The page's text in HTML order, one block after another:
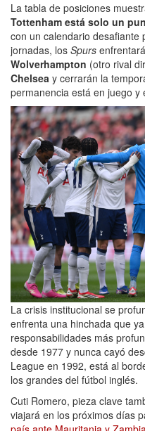
La tabla de posiciones
Tottenham está solo un
con un calendario desafiante
jornadas, los Spurs
Wolverhampton (otro rival
Chelsea y cerrarán la
permanencia está en juego
La crisis institucional se
enfrenta una hinchada que
responsabilidades más
desde 1977 y nunca cayó
League en 1992, está al
los grandes del fútbol inglés.
Cuti Romero, pieza clave
viajará en los próximos días